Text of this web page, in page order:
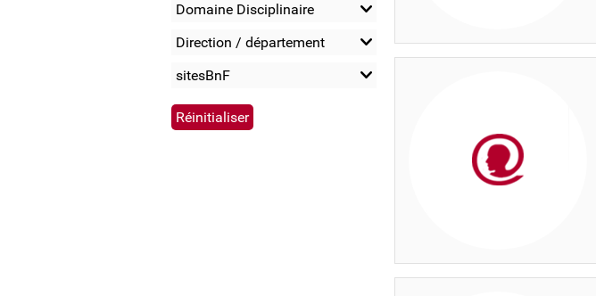
Domaine Disciplinaire
Direction / département
sitesBnF